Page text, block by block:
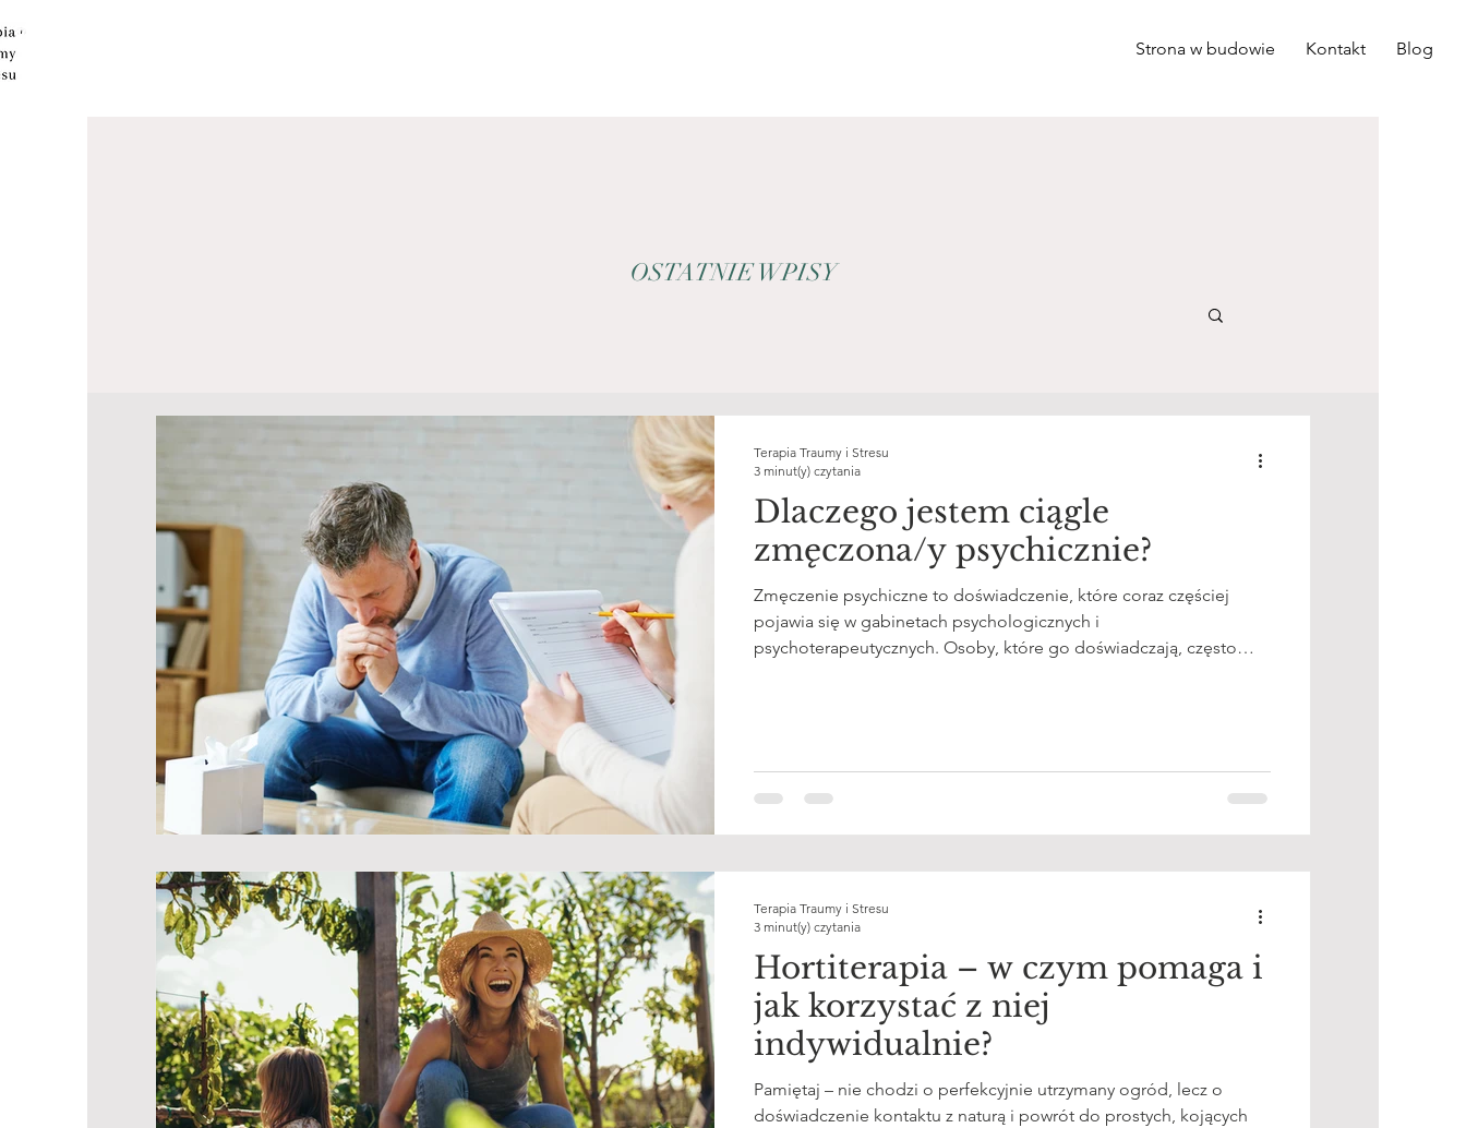
Strona w budowie Kontakt Blog
OSTATNIE WPISY
Dlaczego jestem ciągle
zmęczona/y psychicznie?
Zmęczenie psychiczne to doświadczenie, które coraz częściej
pojawia się w gabinetach psychologicznych i
psychoterapeutycznych. Osoby, które go doświadczają, często
często złożony — że organizm i psychika funkcjonują w stanie
przeciążenia.
Terapia Traumy i Stresu
3 minut(y) czytania
Hortiterapia – w czym pomaga i
jak korzystać z niej
indywidualnie?
Pamiętaj – nie chodzi o perfekcyjnie utrzymany ogród, lecz o
doświadczenie kontaktu z naturą i powrót do prostych, kojących
Terapia Traumy i Stresu
3 minut(y) czytania